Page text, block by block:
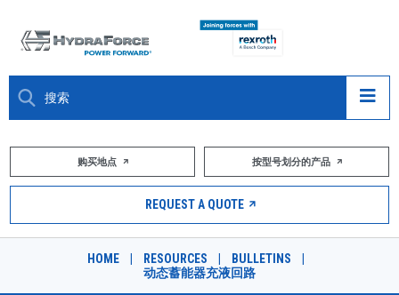
大约关于
市场
购买地点 按型号划分的产品
REQUEST A QUOTE
HOME RESOURCES BULLETINS
动态蓄能器充液回路